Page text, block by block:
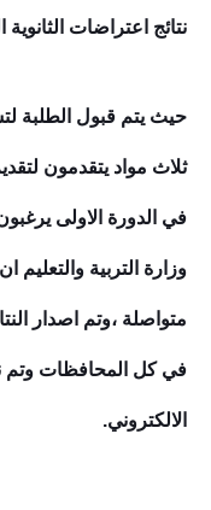
نتائج اعتراضات الثانوية
حيث يتم قبول الطلبة
ثلاث مواد يتقدمون
في الدورة الاولى
وزارة التربية والتعليم
متواصلة ،وتم اصدار
في كل المحافظات وتم
الالكتروني.